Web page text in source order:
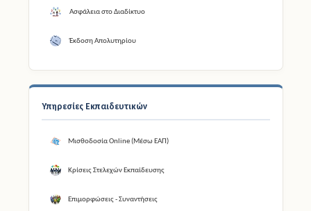
Ασφάλεια στο Διαδίκτυο
Έκδοση Απολυτηρίου
Υπηρεσίες Εκπαιδευτικών
Μισθοδοσία Online (Μέσω ΕΑΠ)
Κρίσεις Στελεχών Εκπαίδευσης
Επιμορφώσεις - Συναντήσεις